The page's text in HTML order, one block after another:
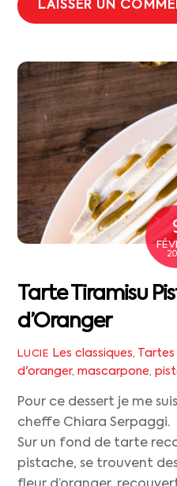
Tarte Tiramisu
d’Oranger
LUCIE Les classiques, Tartes
d'oranger,mascarpone,
Pour ce dessert je me
cheffe Chiara Serpaggi.
Sur un fond de tarte
pistache, se trouvent